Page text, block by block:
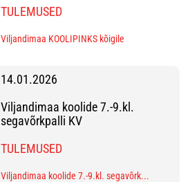
TULEMUSED
Viljandimaa KOOLIPINKS kõigile
14.01.2026
Viljandimaa koolide 7.-9.kl.
segavõrkpalli KV
TULEMUSED
Viljandimaa koolide 7.-9.kl. segavõrk...